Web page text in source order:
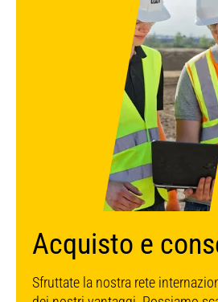
Acquisto e
Sfruttate la nostra rete